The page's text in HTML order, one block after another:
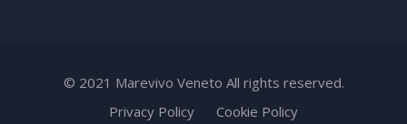
© 2021 Marevivo Veneto All rights reserved.
Privacy Policy
Cookie Policy